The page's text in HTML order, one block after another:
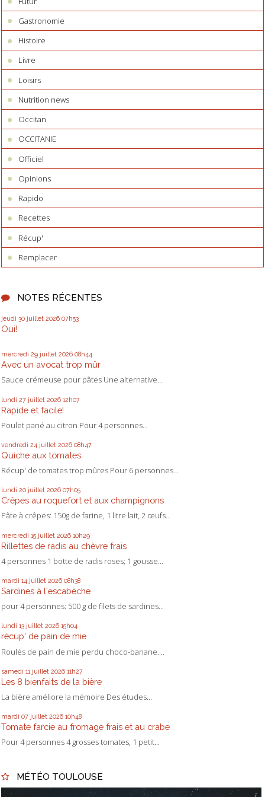
Gastronomie
Histoire
Livre
Loisirs
Nutrition news
Occitan
OCCITANIE
Officiel
Opinions
Rapido
Recettes
Récup'
Remplacer
NOTES RÉCENTES
jeudi 30 juillet 2026 07h53
Oui!
mercredi 29 juillet 2026 08h44
Avec un avocat trop mûr
Sauce crémeuse pour pâtes Une alternative...
lundi 27 juillet 2026 12h07
Rapide et facile!
Poulet pané au citron Pour 4 personnes...
vendredi 24 juillet 2026 08h47
Quiche aux tomates
Récup' de tomates trop mûres Pour 6 personnes...
lundi 20 juillet 2026 07h05
Crêpes au roquefort et aux champignons
Pâte à crêpes: 150g de farine, 1 litre lait, 2 œufs...
mercredi 15 juillet 2026 10h29
Rillettes de radis au chèvre frais
4 personnes 1 botte de radis roses; 1 gousse...
mardi 14 juillet 2026 08h38
Sardines à l'escabèche
pour 4 personnes: 500 g de filets de sardines...
lundi 13 juillet 2026 15h04
récup' de pain de mie
Roulés de pain de mie perdu choco-banane....
samedi 11 juillet 2026 11h27
Les 8 bienfaits de la bière
La bière améliore la mémoire Des études...
mardi 07 juillet 2026 10h48
Tomate farcie au fromage frais et au crabe
Pour 4 personnes 4 grosses tomates, 1 petit...
MÉTÉO TOULOUSE